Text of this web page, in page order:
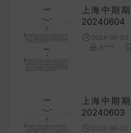
上海中期
20240604
2024-06-03
大***
上海中期
20240603
2024-06-02